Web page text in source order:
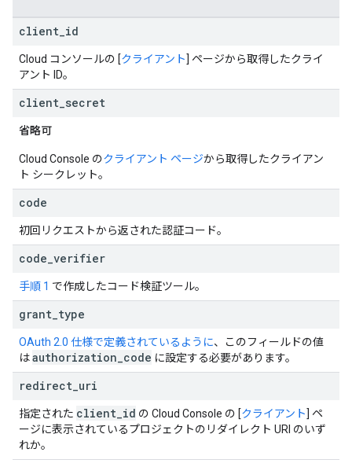
client id
Cloud コンソールの [クライアント] ページから取得したクライ
アント ID。
client secret
省略可
Cloud Console のクライアント ページから取得したクライアン
ト シークレット。
code
初回リクエストから返された認証コード。
code verifier
手順 1 で作成したコード検証ツール。
grant type
OAuth 2.0 仕様で定義されているように、このフィールドの値
はauthorization code に設定する必要があります。
redirect uri
指定された client id の Cloud Console の [クライアント] ペ
ージに表示されているプロジェクトのリダイレクト URI のいず
れか。